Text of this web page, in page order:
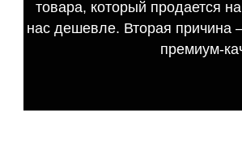
товара, который продается
нас дешевле. Вторая причина
премиум-